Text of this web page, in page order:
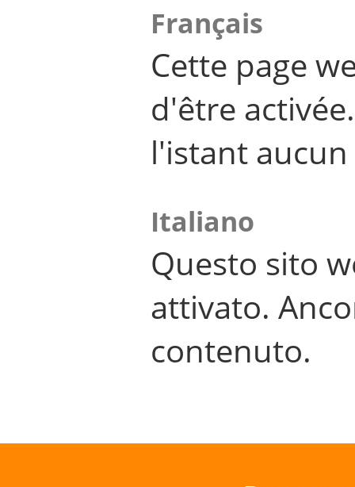
Français
Cette page
d'être
l'istant
Italiano
Questo sito
attivato.
contenuto.